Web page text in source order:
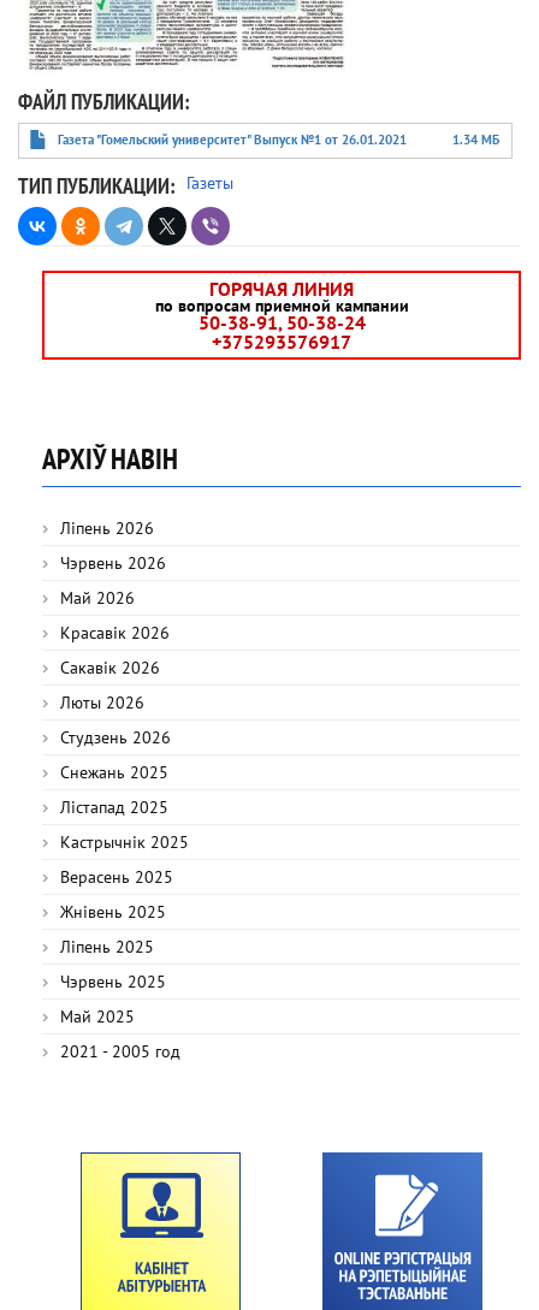
ФАЙЛ ПУБЛИКАЦИИ
Газета "Гомельский университет" Выпуск №1 от 26.01.2021 1.34 МБ
ТИП ПУБЛИКАЦИИ Газеты
ГОРЯЧАЯ ЛИНИЯ
по вопросам приемной кампании
50-38-91, 50-38-24
+375293576917
АРХІЎ НАВІН
Ліпень 2026
Чэрвень 2026
Май 2026
Красавік 2026
Сакавік 2026
Люты 2026
Студзень 2026
Снежань 2025
Лістапад 2025
Кастрычнік 2025
Верасень 2025
Жнівень 2025
Ліпень 2025
Чэрвень 2025
Май 2025
2021 - 2005 год